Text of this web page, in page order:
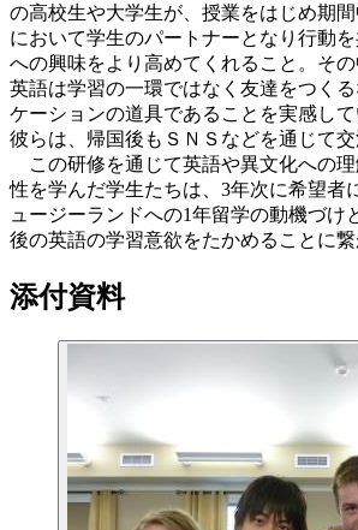
の高校生や大学生が、授業をはじめ期
において学生のパートナーとなり行動
への興味をより高めてくれること。その
英語は学習の一環ではなく友達をつく
ケーションの道具であることを実感し
彼らは、帰国後もＳＮＳなどを通じて交
この研修を通じて英語や異文化への
性を学んだ学生たちは、3年次に希望者
ュージーランドへの1年留学の動機づけ
後の英語の学習意欲をたかめることに繋
添付資料